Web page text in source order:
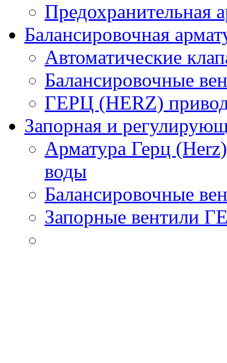
Предохранительная
Балансировочная
Автоматические
Балансировочные
ГЕРЦ (HERZ)
Запорная и
Арматура Герц
воды
Балансировочные
Запорные вентили